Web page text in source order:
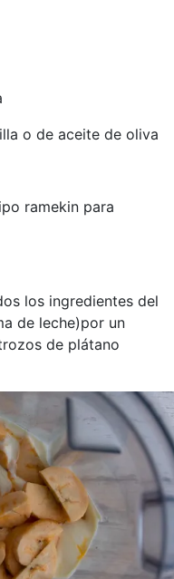
o de aceite de oliva
ramekin para
los ingredientes del
de leche)por un
de plátano